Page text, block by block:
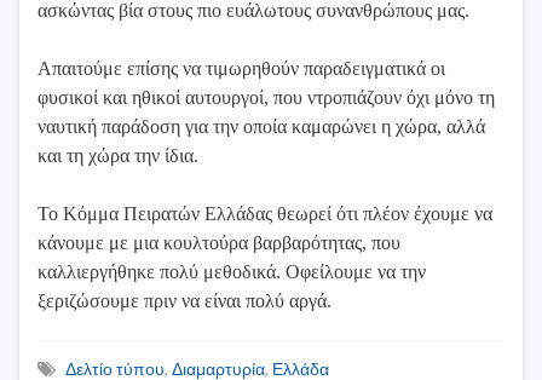
ασκώντας βία στους πιο ευάλωτους συνανθρώπους μας.
Απαιτούμε επίσης να τιμωρηθούν παραδειγματικά οι
φυσικοί και ηθικοί αυτουργοί, που ντροπιάζουν όχι μόνο τη
ναυτική παράδοση για την οποία καμαρώνει η χώρα, αλλά
και τη χώρα την ίδια.
Το Κόμμα Πειρατών Ελλάδας θεωρεί ότι πλέον έχουμε να
κάνουμε με μια κουλτούρα βαρβαρότητας, που
καλλιεργήθηκε πολύ μεθοδικά. Οφείλουμε να την
ξεριζώσουμε πριν να είναι πολύ αργά.
Δελτίο τύπου, Διαμαρτυρία, Ελλάδα